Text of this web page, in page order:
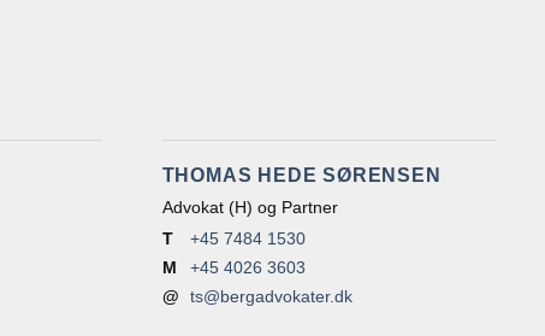
THOMAS HEDE SØRENSEN
Advokat (H) og Partner
T
+45 7484 1530
M
+45 4026 3603
@
ts@bergadvokater.dk